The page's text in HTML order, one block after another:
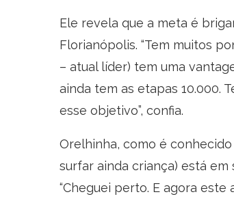
Ele revela que a meta é
Florianópolis. “Tem muitos
– atual líder) tem uma
ainda tem as etapas 10.000.
esse objetivo”, confia.
Orelhinha, como é
surfar ainda criança) está em
“Cheguei perto. E agora este